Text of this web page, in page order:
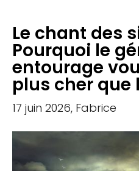
Le chant des
Pourquoi le
entourage
plus cher que
17 juin 2026, Fabrice